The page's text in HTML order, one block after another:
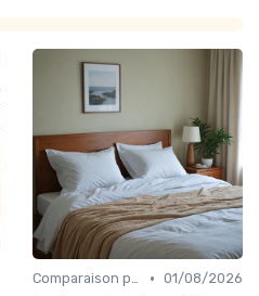
Comparaison par marque • 01/08/2026